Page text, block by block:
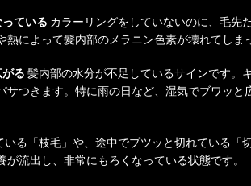
ている カラーリングをしていないのに、毛先
によって髪内部のメラニン色素が壊れてしま
る髪内部の水分が不足しているサインです。
サつきます。特に雨の日など、湿気でブワッと
いる「枝毛」や、途中でプツッと切れている「
流出し、非常にもろくなっている状態です。